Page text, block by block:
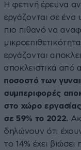
Η φετινή έρευνα
εργάζονται σε ένα
πιο πιθανό να
εργάζονται
αποκλειστικά από
ποσοστό των
συμπεριφορές
στο χώρο εργασίας
σε 59% το 2022.
δηλώνουν ότι
το 14% έχει